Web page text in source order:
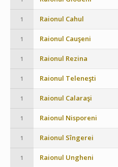
1 Raionul Cahul
1 Raionul Cauşeni
1 Raionul Rezina
1 Raionul Teleneşti
1 Raionul Calaraşi
1 Raionul Nisporeni
1 Raionul Sîngerei
1 Raionul Ungheni